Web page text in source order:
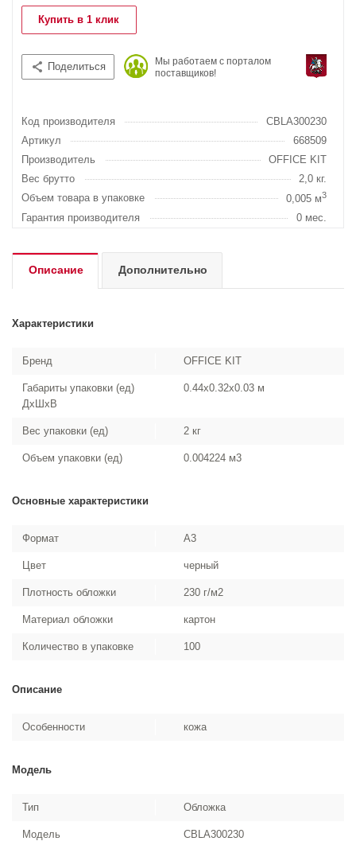
Купить в 1 клик
Поделиться
Мы работаем с порталом
поставщиков!
Код производителя
CBLA300230
Артикул
668509
Производитель
OFFICE KIT
Вес брутто
2,0 кг.
Объем товара в упаковке
0,005 м3
Гарантия производителя 0 мес.
Описание Дополнительно
Характеристики
Бренд OFFICE KIT
Габариты упаковки (ед)
ДхШхВ
0.44x0.32x0.03 м
Вес упаковки (ед) 2 кг
Объем упаковки (ед) 0.004224 м3
Основные характеристики
Формат A3
Цвет черный
Плотность обложки 230 г/м2
Материал обложки картон
Количество в упаковке 100
Описание
Особенности кожа
Модель
Тип Обложка
Модель CBLA300230